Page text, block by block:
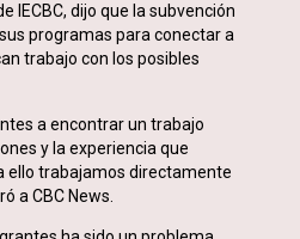
IECBC, dijo que la subvención
programas para conectar a
trabajo con los posibles
a encontrar un trabajo
y la experiencia que
ello trabajamos directamente
a CBC News.